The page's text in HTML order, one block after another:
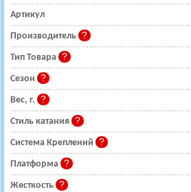
Артикул
Производитель
Тип Товара
Сезон
Вес, г.
Стиль катания
Система Креплений
Платформа
Жесткость